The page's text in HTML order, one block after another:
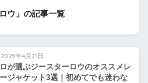
ウ」の記事一覧
2025年4月21日
が選ぶジースターロウのオススメレ
ジャケット3選｜初めてでも迷わな